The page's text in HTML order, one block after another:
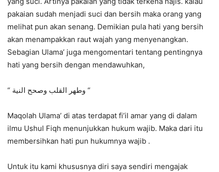
pakaian sudah menjadi suci dan bersih maka orang yang
melihat pun akan senang. Demikian pula hati yang bersih
akan menampakkan raut wajah yang menyenangkan.
Sebagian Ulama’ juga mengomentari tentang pentingnya
hati yang bersih dengan mendawuhkan,
“ وطهر القلب وصحح النية “
Maqolah Ulama’ di atas terdapat fi’il amar yang di dalam
ilmu Ushul Fiqh menunjukkan hukum wajib. Maka dari itu
membersihkan hati pun hukumnya wajib .
Untuk itu kami khususnya diri saya sendiri mengajak